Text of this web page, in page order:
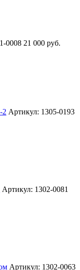
0008 21 000 руб.
2 Артикул: 1305-0193
Артикул: 1302-0081
Артикул: 1302-0063